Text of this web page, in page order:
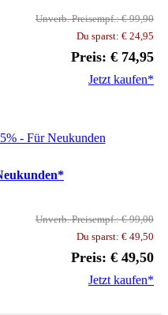
Unverb. Preisempf.: € 99,90
Du sparst: € 24,95
Preis: € 74,95
Jetzt kaufen*
Unverb. Preisempf.: € 99,00
Du sparst: € 49,50
Preis: € 49,50
Jetzt kaufen*